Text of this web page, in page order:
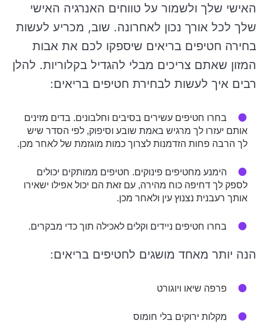
האישי שלך ולשמור על טווחים האנרגיה האישי
שלך לכל אורך נכון לאחרונה. שוב, מכריע לעשות
בחירה חטיפים בריאים שיספקו לכם את אבות
המזון שאתם צריכים מבלי להגדיל בקלוריות. להלן
רבים איך לעשות לבחירת חטיפים בריאים:
בחרו חטיפים עשירים בסיבים וחלבונים. בדים מזינים
אותם יעזרו לך מרגיש באמת שובע וסיפוק, לפי הסדר שיש
לך הרבה פחות הזדמנות לצרוך כמות מוגזמת של לאחר מכן.
הימנע מחטיפים פינוקים. חטיפים ממותקים יכולים
לספק לך דחיפה כוח מהירה, עם זאת הם יכול אפילו ישאירו
אותך רעבנית נצנוץ עין ולאחר מכן.
בחרו חטיפים ניידים וקלים לאכילה תוך כדי מבקרים.
הנה יותר מאחד מושגים לחטיפים בריאים:
פרפה שיאו ויוגורט
מקלות ירוקים בלי חומוס